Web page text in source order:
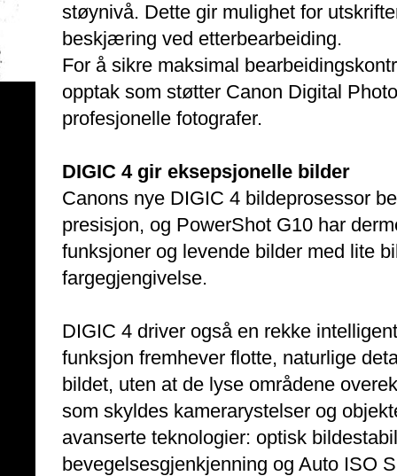
støynivå. Dette gir mulighet for
beskjæring ved etterbearbeiding.
For å sikre maksimal
opptak som støtter Canon Digital
profesjonelle fotografer.
DIGIC 4 gir eksepsjonelle bilder
Canons nye DIGIC 4 bildeprosessor
presisjon, og PowerShot G10 har
funksjoner og levende bilder med lite
fargegjengivelse.
DIGIC 4 driver også en rekke
funksjon fremhever flotte, naturlige
bildet, uten at de lyse områdene
som skyldes kamerarystelser og
avanserte teknologier: optisk
bevegelsesgjenkjenning og Auto ISO